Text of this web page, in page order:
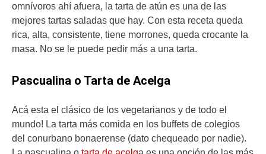
omnívoros ahí afuera, la tarta de atún es una de las
mejores tartas saladas que hay. Con esta receta queda
rica, alta, consistente, tiene morrones, queda crocante la
masa. No se le puede pedir más a una tarta.
Pascualina o Tarta de Acelga
Acá esta el clásico de los vegetarianos y de todo el
mundo! La tarta más comida en los buffets de colegios
del conurbano bonaerense (dato chequeado por nadie).